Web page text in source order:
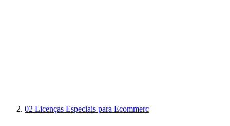
02 Licenças Especiais para Ecommerc